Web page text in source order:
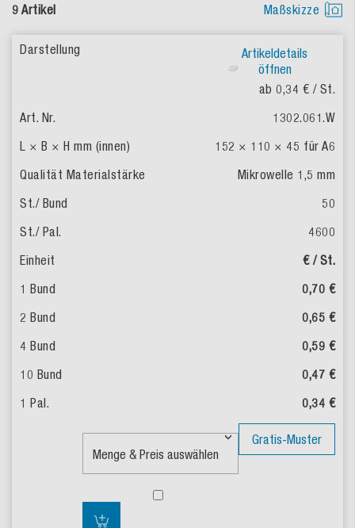
9 Artikel Maßskizze
Artikeldetails
öffnen
ab 0,34 € / St.
1302.061.W
152 × 110 × 45 für A6
Mikrowelle 1,5 mm
50
4600
€ / St.
0,70 €
0,65 €
0,59 €
0,47 €
0,34 €
Gratis-Muster